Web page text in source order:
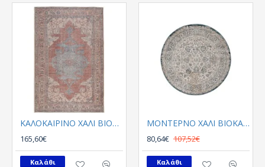
ΚΑΛΟΚΑΙΡΙΝΟ ΧΑΛΙ ΒΙΟΚΑΡΠΕΤ PLUMERIA 5525 01
165,60€
Καλάθι
ΜΟΝΤΕΡΝΟ ΧΑΛΙ ΒΙΟΚΑΡΠΕΤGossip 8504A White Blue Round
80,64€ 107,52€
Καλάθι